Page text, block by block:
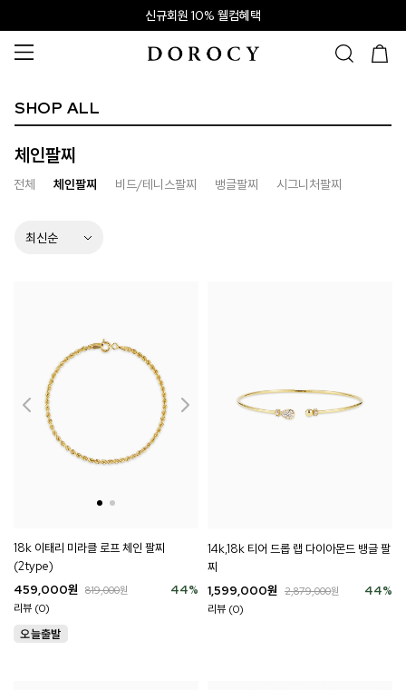
신규회원 10% 웰컴혜택
SHOP ALL
체인팔찌
전체 체인팔찌 비드/테니스팔찌 뱅글팔찌 시그니처팔찌
18k 이태리 미라클 로프 체인 팔찌
(2type)
44%
459,000원 819,000원
리뷰 (0)
14k,18k 티어 드롭 랩 다이아몬드 뱅글 팔
찌
44%
1,599,000원 2,879,000원
리뷰 (0)